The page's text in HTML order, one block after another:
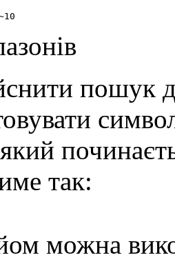
пошук
так:
можна